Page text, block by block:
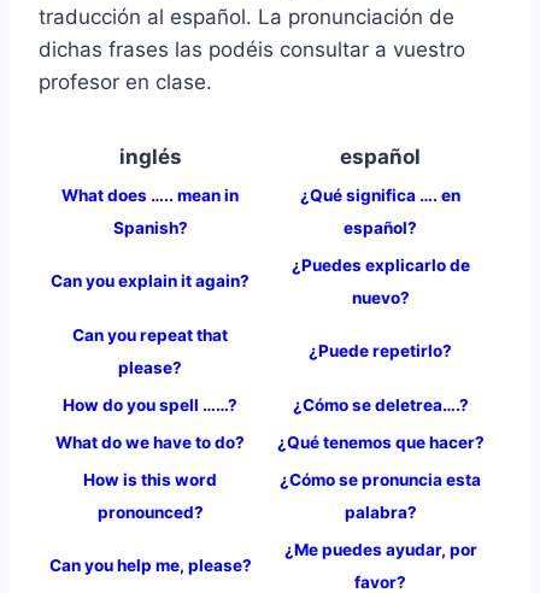
traducción al español. La pronunciación de
dichas frases las podéis consultar a vuestro
profesor en clase.
inglés español
What does ….. mean in
Spanish?
¿Qué significa …. en
español?
Can you explain it again?
¿Puedes explicarlo de
nuevo?
Can you repeat that
please?
¿Puede repetirlo?
How do you spell ……?
¿Cómo se deletrea….?
What do we have to do?
¿Qué tenemos que hacer?
How is this word
pronounced?
¿Cómo se pronuncia esta
palabra?
Can you help me, please?
¿Me puedes ayudar, por
favor?